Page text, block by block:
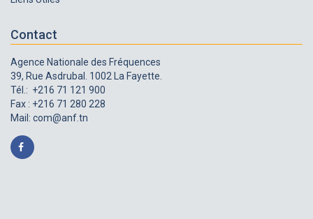
Contact
Agence Nationale des Fréquences
39, Rue Asdrubal. 1002 La Fayette.
Tél.: +216 71 121 900
Fax : +216 71 280 228
Mail: com@anf.tn